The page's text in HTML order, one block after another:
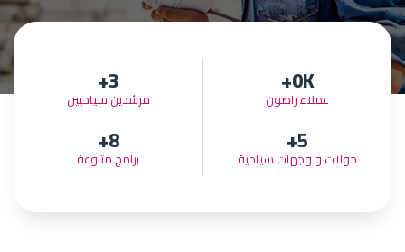
0K+
عملاء راضون 3
+
مرشدين سياحيين
5
+
جولات و وجهات سياحية 8
+
برامج متنوعة